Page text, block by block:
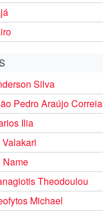
Silva
Pedro Araújo Correia
Ilia
Valakari
Name
Theodoulou
Michael